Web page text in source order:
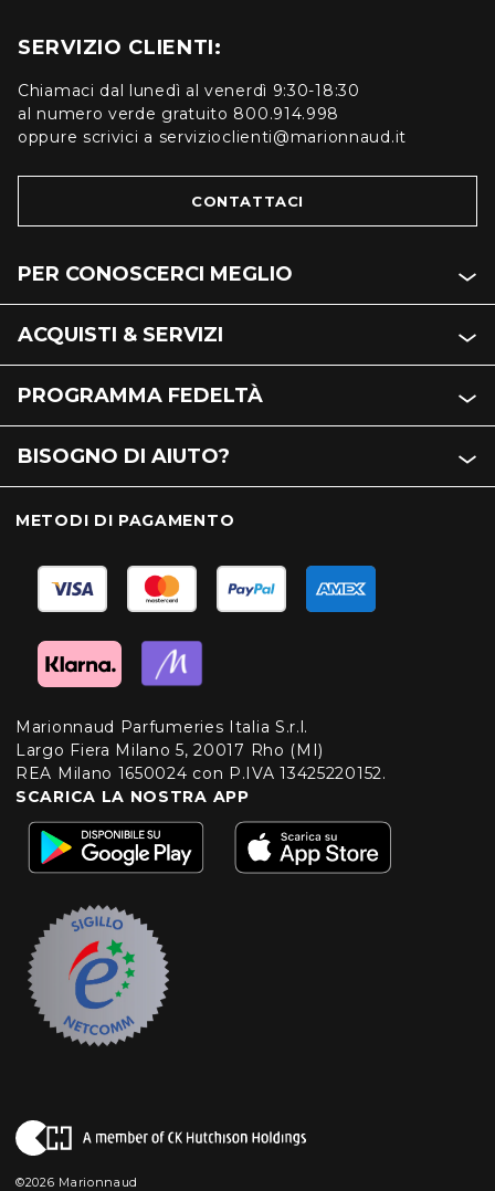
SERVIZIO CLIENTI:
Chiamaci dal lunedì al venerdì 9:30-18:30
al numero verde gratuito 800.914.998
oppure scrivici a servizioclienti@marionnaud.it
CONTATTACI
PER CONOSCERCI MEGLIO
ACQUISTI & SERVIZI
PROGRAMMA FEDELTÀ
BISOGNO DI AIUTO?
METODI DI PAGAMENTO
Marionnaud Parfumeries Italia S.r.l.
Largo Fiera Milano 5, 20017 Rho (MI)
REA Milano 1650024 con P.IVA 13425220152.
SCARICA LA NOSTRA APP
©2026 Marionnaud